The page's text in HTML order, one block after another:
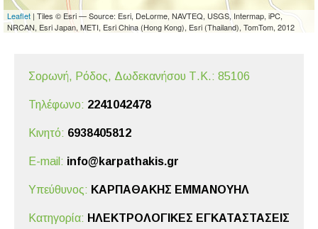
Leaflet | Tiles © Esri — Source: Esri, DeLorme, NAVTEQ, USGS, Intermap, iPC,
NRCAN, Esri Japan, METI, Esri China (Hong Kong), Esri (Thailand), TomTom, 2012
Σορωνή, Ρόδος, Δωδεκανήσου Τ.Κ.: 85106
Τηλέφωνο: 2241042478
Κινητό: 6938405812
E-mail: info@karpathakis.gr
Υπεύθυνος: ΚΑΡΠΑΘΑΚΗΣ ΕΜΜΑΝΟΥΗΛ
Κατηγορία: ΗΛΕΚΤΡΟΛΟΓΙΚΕΣ ΕΓΚΑΤΑΣΤΑΣΕΙΣ